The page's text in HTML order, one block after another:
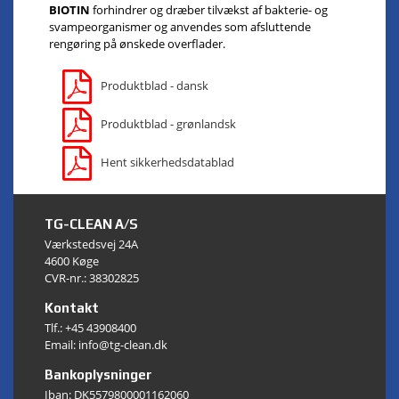
BIOTIN forhindrer og dræber tilvækst af bakterie- og
svampeorganismer og anvendes som afsluttende
rengøring på ønskede overflader.
Produktblad - dansk
Produktblad - grønlandsk
Hent sikkerhedsdatablad
TG-CLEAN A/S
Værkstedsvej 24A
4600 Køge
CVR-nr.: 38302825
Kontakt
Tlf.:+45 43908400
Email: info@tg-clean.dk
Bankoplysninger
Iban: DK5579800001162060